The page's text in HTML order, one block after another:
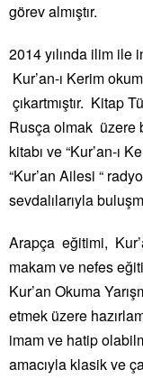
görev almıştır.
2014 yılında ilim ile
Kur’an-ı Kerim
çıkartmıştır. Kitap
Rusça olmak üzere
kitabı ve “Kur’an-ı
“Kur’an Ailesi “
sevdalılarıyla
Arapça eğitimi,
makam ve nefes
Kur’an Okuma
etmek üzere
imam ve hatip
amacıyla klasik ve